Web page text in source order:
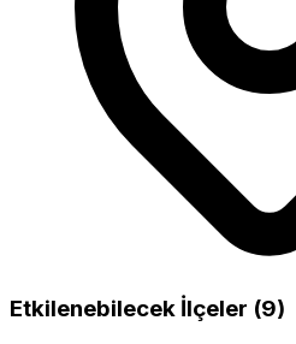
Etkilenebilecek İlçeler (9)